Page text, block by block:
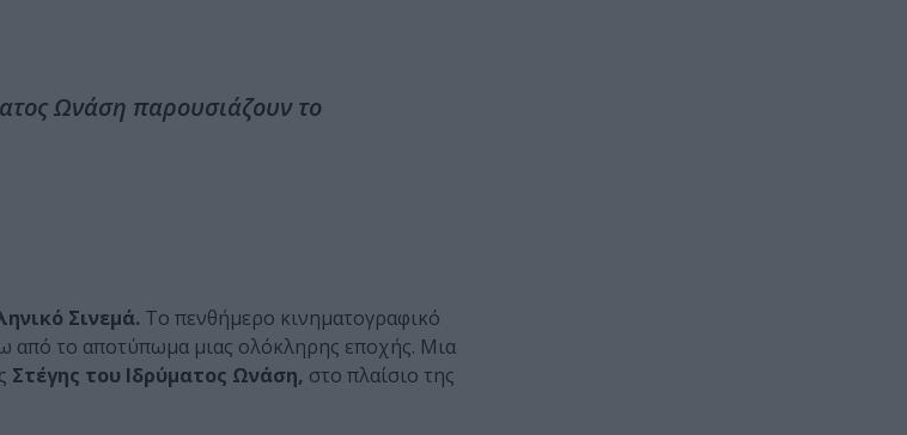
Ωνάση παρουσιάζουν το
Σινεμά. Το πενθήμερο κινηματογραφικό
από το αποτύπωμα μιας ολόκληρης εποχής. Μια
Στέγης του Ιδρύματος Ωνάση, στο πλαίσιο της